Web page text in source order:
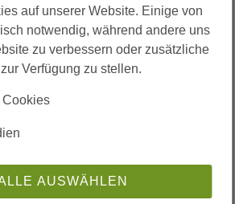
Literatur
auf unserer Website. Einige von
notwendig, während andere uns
zu verbessern oder zusätzliche
Verfügung zu stellen.
Cookies
AUSWÄHLEN